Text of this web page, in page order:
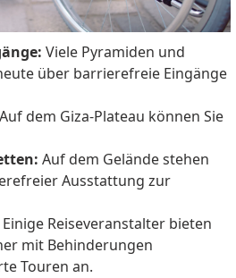
Viele Pyramiden und
über barrierefreie Eingänge
Auf dem Giza-Plateau können Sie
Auf dem Gelände stehen
Ausstattung zur
Einige Reiseveranstalter bieten
mit Behinderungen
Touren an.